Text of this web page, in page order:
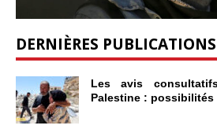
DERNIÈRES PUBLICATIONS
Les avis
Palestine : possibilités